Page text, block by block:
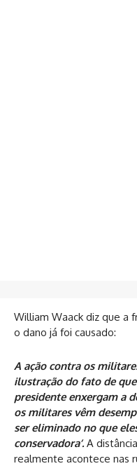
William Waack diz que a
o dano já foi causado:
A ação contra os
ilustração do fato de que
presidente enxergam a
os militares vêm
ser eliminado no que
conservadora’.A
realmente acontece nas